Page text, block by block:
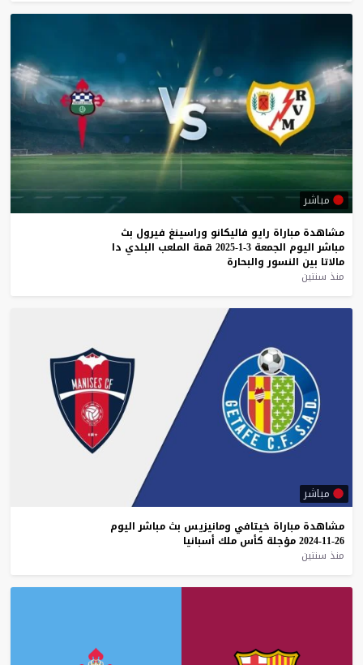
مباشر
مشاهدة مباراة رايو فاليكانو وراسينغ فيرول بث
مباشر اليوم الجمعة 3-1-2025 قمة الملعب البلدي دا
مالاتا بين النسور والبحارة
منذ سنتين
مباشر
مشاهدة مباراة خيتافي ومانيزيس بث مباشر اليوم
26-11-2024
مؤجلة كأس ملك أسبانيا
منذ سنتين